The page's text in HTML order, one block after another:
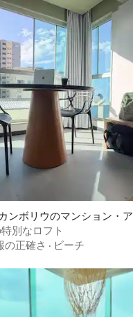
ンボリウのマンション・ア
別なロフト
の正確さ · ビーチ